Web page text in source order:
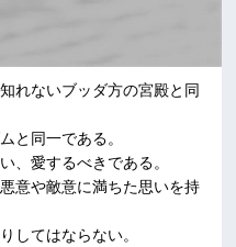
れないブッダ方の宮殿と同
と同一である。
、愛するべきである。
意や敵意に満ちた思いを持
してはならない。